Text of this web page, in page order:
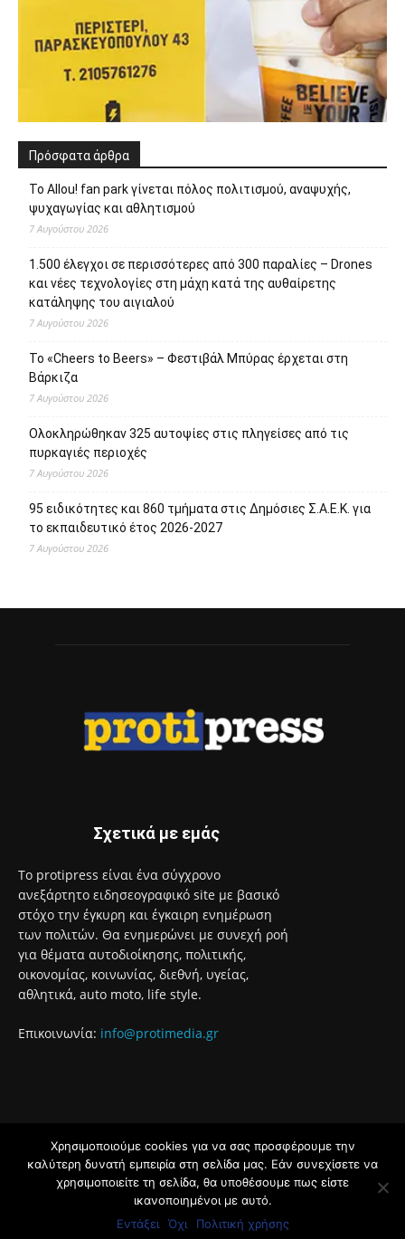
Πρόσφατα άρθρα
Το Allou! fan park γίνεται πόλος πολιτισμού, αναψυχής,
ψυχαγωγίας και αθλητισμού
7 Αυγούστου 2026
1.500 έλεγχοι σε περισσότερες από 300 παραλίες – Drones
και νέες τεχνολογίες στη μάχη κατά της αυθαίρετης
κατάληψης του αιγιαλού
7 Αυγούστου 2026
Το «Cheers to Beers» – Φεστιβάλ Μπύρας έρχεται στη
Βάρκιζα
7 Αυγούστου 2026
Ολοκληρώθηκαν 325 αυτοψίες στις πληγείσες από τις
πυρκαγιές περιοχές
7 Αυγούστου 2026
95 ειδικότητες και 860 τμήματα στις Δημόσιες Σ.Α.Ε.Κ. για
το εκπαιδευτικό έτος 2026-2027
7 Αυγούστου 2026
Σχετικά με εμάς
Το protipress είναι ένα σύγχρονο
ανεξάρτητο ειδησεογραφικό site με βασικό
στόχο την έγκυρη και έγκαιρη ενημέρωση
των πολιτών. Θα ενημερώνει με συνεχή ροή
για θέματα αυτοδιοίκησης, πολιτικής,
οικονομίας, κοινωνίας, διεθνή, υγείας,
αθλητικά, auto moto, life style.
Επικοινωνία: info@protimedia.gr
© Developed by
Πολιτική Απορρήτου
Επικοινωνία
Χρησιμοποιούμε cookies για να σας προσφέρουμε την
καλύτερη δυνατή εμπειρία στη σελίδα μας. Εάν συνεχίσετε να
χρησιμοποιείτε τη σελίδα, θα υποθέσουμε πως είστε
ικανοποιημένοι με αυτό.
Εντάξει
Όχι Πολιτική χρήσης